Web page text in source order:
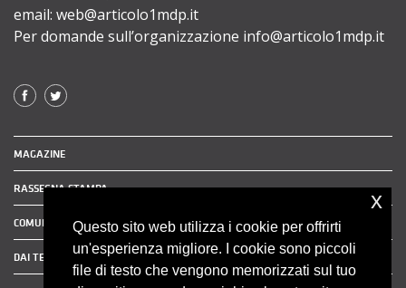
email: web@articolo1mdp.it
Per domande sull’organizzazione info@articolo1mdp.it
MAGAZINE
RASSEGNA STAMPA
COMUNICATI STAMPA
DAI TERRITORI
Questo sito web utilizza i cookie per offrirti
un'esperienza migliore. I cookie sono piccoli
file di testo che vengono memorizzati sul tuo
x